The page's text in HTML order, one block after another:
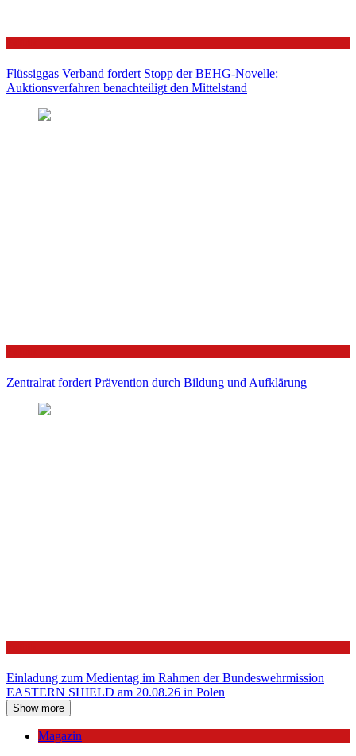
Flüssiggas Verband fordert Stopp der BEHG-Novelle:
Auktionsverfahren benachteiligt den Mittelstand
Zentralrat fordert Prävention durch Bildung und Aufklärung
Einladung zum Medientag im Rahmen der Bundeswehrmission
EASTERN SHIELD am 20.08.26 in Polen
Show more
Magazin